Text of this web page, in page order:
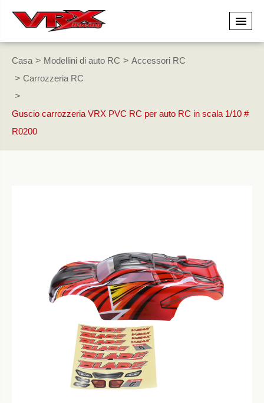
Casa Modellini di auto RC
Accessori RC
Carrozzeria RC
Guscio carrozzeria VRX PVC RC per auto RC in scala 1/10 #
R0200